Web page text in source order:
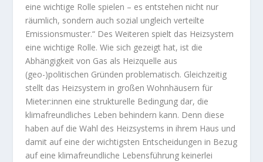
eine wichtige Rolle spielen – es entstehen nicht nur
räumlich, sondern auch sozial ungleich verteilte
Emissionsmuster.“ Des Weiteren spielt das Heizsystem
eine wichtige Rolle. Wie sich gezeigt hat, ist die
Abhängigkeit von Gas als Heizquelle aus
(geo-)politischen Gründen problematisch. Gleichzeitig
stellt das Heizsystem in großen Wohnhäusern für
Mieter:innen eine strukturelle Bedingung dar, die
klimafreundliches Leben behindern kann. Denn diese
haben auf die Wahl des Heizsystems in ihrem Haus und
damit auf eine der wichtigsten Entscheidungen in Bezug
auf eine klimafreundliche Lebensführung keinerlei